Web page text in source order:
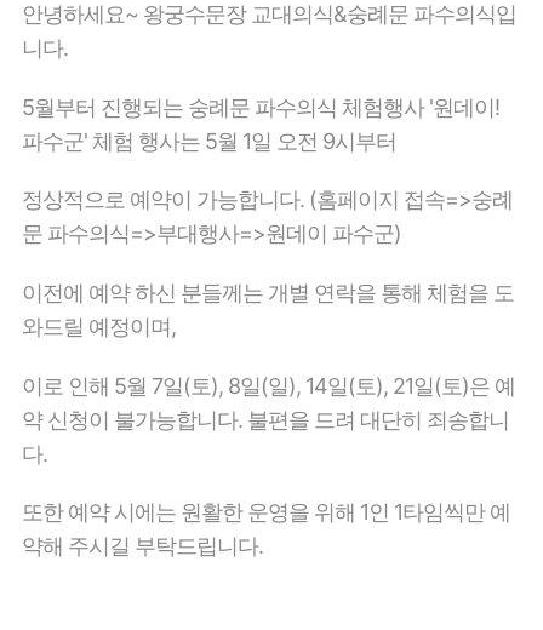
안녕하세요~ 왕궁수문장 교대의식&숭례문 파수의식입
니다.
5월부터 진행되는 숭례문 파수의식 체험행사 '원데이!
파수군' 체험 행사는 5월 1일 오전 9시부터
정상적으로 예약이 가능합니다. (홈페이지 접속=>숭례
문 파수의식=>부대행사=>원데이 파수군)
이전에 예약 하신 분들께는 개별 연락을 통해 체험을 도
와드릴 예정이며,
이로 인해 5월 7일(토), 8일(일), 14일(토), 21일(토)은 예
약 신청이 불가능합니다. 불편을 드려 대단히 죄송합니
다.
또한 예약 시에는 원활한 운영을 위해 1인 1타임씩만 예
약해 주시길 부탁드립니다.